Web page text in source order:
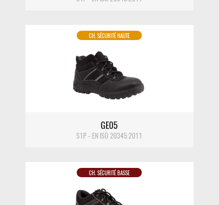
DÉTAIL
CH. SÉCURITÉ HAUTE
GE05
S1P - EN ISO 20345:2011
CH. SÉCURITÉ BASSE